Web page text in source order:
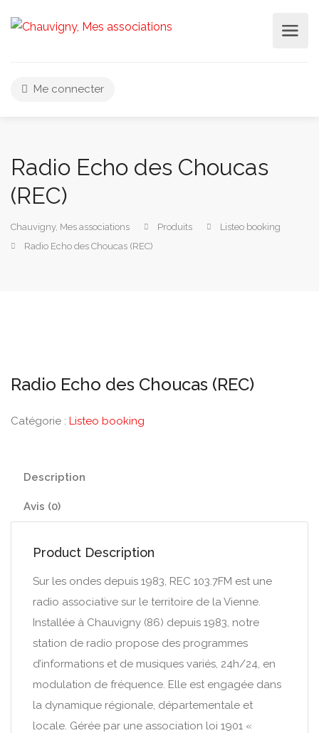
Me connecter
Radio Echo des Choucas
(REC)
Chauvigny, Mes associations Produits
Listeo booking
Radio Echo des Choucas (REC)
Radio Echo des Choucas (REC)
Catégorie : Listeo booking
Description
Avis (0)
Product Description
Sur les ondes depuis 1983, REC 103.7FM est une
radio associative sur le territoire de la Vienne.
Installée à Chauvigny (86) depuis 1983, notre
station de radio propose des programmes
d’informations et de musiques variés, 24h/24, en
modulation de fréquence. Elle est engagée dans
la dynamique régionale, départementale et
locale. Gérée par une association loi 1901 «